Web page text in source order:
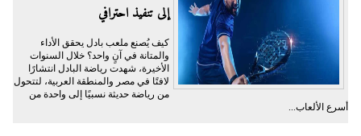
إلى تنفيذ احترافي
كيف يُصنع ملعب بادل يحقق الأداء
والمتانة في آنٍ واحد؟ خلال السنوات
الأخيرة، شهدت رياضة البادل انتشارًا
لافتًا في مصر والمنطقة العربية، لتتحول
من رياضة حديثة نسبيًا إلى واحدة من
أسرع الألعاب...